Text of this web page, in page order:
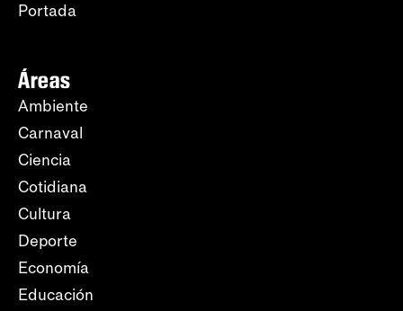
Portada
Áreas
Ambiente
Carnaval
Ciencia
Cotidiana
Cultura
Deporte
Economía
Educación